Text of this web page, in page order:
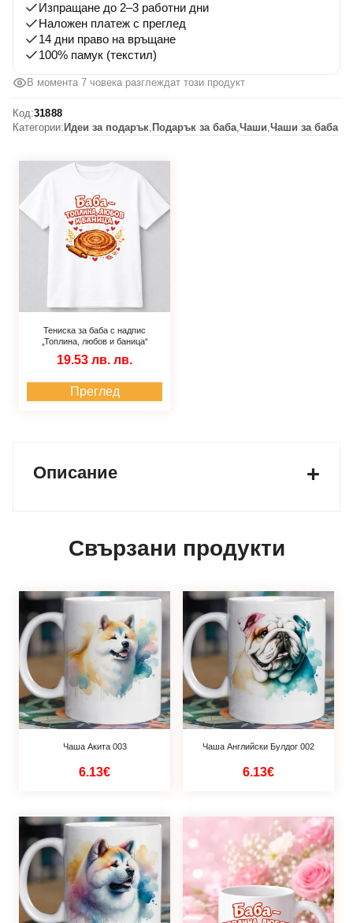
топлина,
любов
баница
Изпращане до 2–3 работни дни
Наложен платеж с преглед
14 дни право на връщане
100% памук (текстил)
В момента 7 човека разглеждат този продукт
Код:31888
Категории: Идеи за подарък, Подарък за баба,Чаши,Чаши за баба
Тениска за баба с надпис
„Топлина, любов и баница“
19.53 лв. лв.
Преглед
Описание
Свързани продукти
Чаша Акита 003
6.13€
Чаша Английски Булдог 002
6.13€